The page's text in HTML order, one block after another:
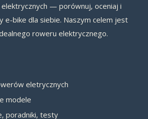
— porównuj, oceniaj i
e-bike dla siebie. Naszym celem jest
roweru elektrycznego.
eletrycznych
modele
poradniki, testy